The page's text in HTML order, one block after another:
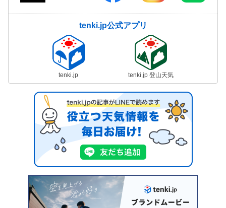
tenki.jp公式アプリ
tenki.jp tenki.jp 登山天気